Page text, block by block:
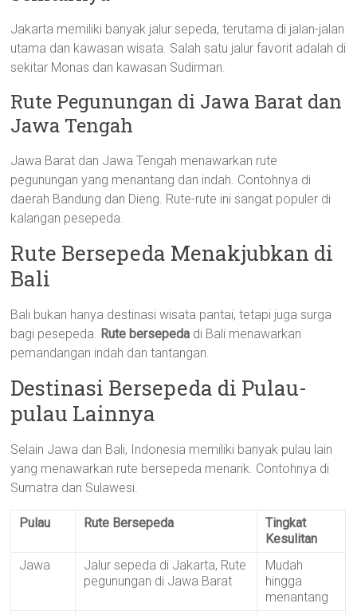
Jakarta memiliki banyak jalur sepeda, terutama di jalan-jalan
utama dan kawasan wisata. Salah satu jalur favorit adalah di
sekitar Monas dan kawasan Sudirman.
Rute Pegunungan di Jawa Barat dan
Jawa Tengah
Jawa Barat dan Jawa Tengah menawarkan rute
pegunungan yang menantang dan indah. Contohnya di
daerah Bandung dan Dieng. Rute-rute ini sangat populer di
kalangan pesepeda.
Rute Bersepeda Menakjubkan di
Bali
Bali bukan hanya destinasi wisata pantai, tetapi juga surga
bagi pesepeda. Rute bersepeda di Bali menawarkan
pemandangan indah dan tantangan.
Destinasi Bersepeda di Pulau-
pulau Lainnya
Selain Jawa dan Bali, Indonesia memiliki banyak pulau lain
yang menawarkan rute bersepeda menarik. Contohnya di
Sumatra dan Sulawesi.
Pulau Rute Bersepeda
Tingkat
Kesulitan
Jawa
Jalur sepeda di Jakarta, Rute
pegunungan di Jawa Barat
Mudah
hingga
menantang